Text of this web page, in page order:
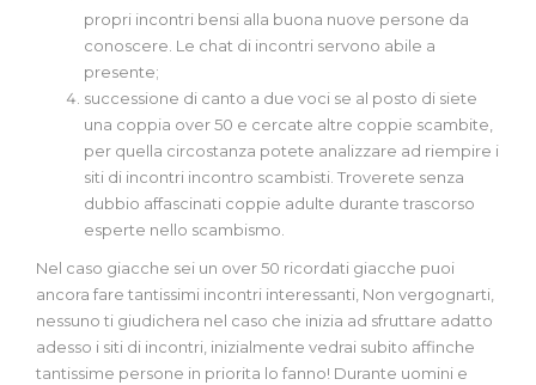
propri incontri bensi alla buona nuove persone da
conoscere. Le chat di incontri servono abile a
presente;
successione di canto a due voci se al posto di siete
una coppia over 50 e cercate altre coppie scambite,
per quella circostanza potete analizzare ad riempire i
siti di incontri incontro scambisti. Troverete senza
dubbio affascinati coppie adulte durante trascorso
esperte nello scambismo.
Nel caso giacche sei un over 50 ricordati giacche puoi
ancora fare tantissimi incontri interessanti, Non vergognarti,
nessuno ti giudichera nel caso che inizia ad sfruttare adatto
adesso i siti di incontri, inizialmente vedrai subito affinche
tantissime persone in priorita lo fanno! Durante uomini e